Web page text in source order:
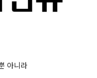
아니라